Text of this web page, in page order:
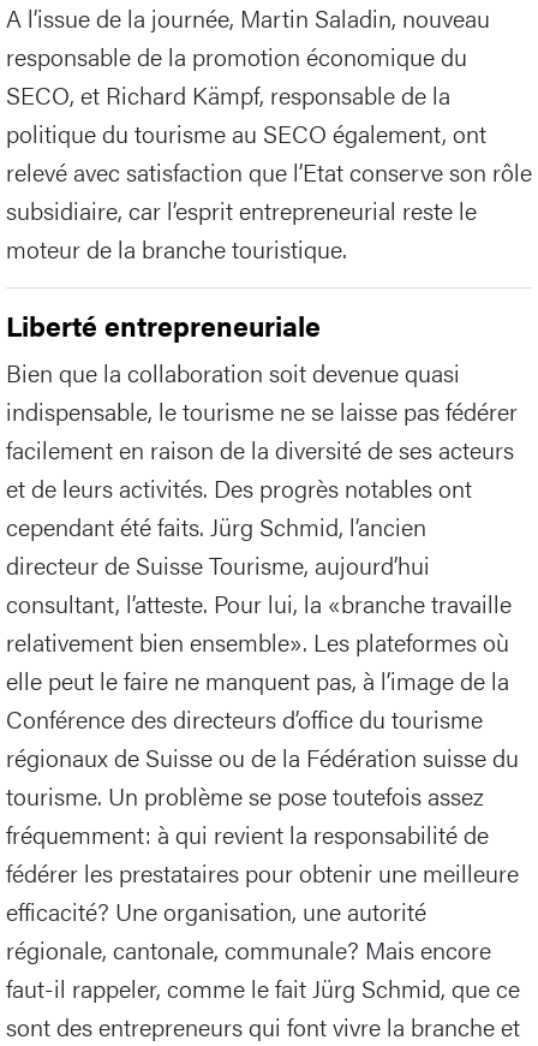
A l’issue de la journée, Martin Saladin, nouveau
responsable de la promotion économique du
SECO, et Richard Kämpf, responsable de la
politique du tourisme au SECO également, ont
relevé avec satisfaction que l’Etat conserve son rôle
subsidiaire, car l’esprit entrepreneurial reste le
moteur de la branche touristique.
Liberté entrepreneuriale
Bien que la collaboration soit devenue quasi
indispensable, le tourisme ne se laisse pas fédérer
facilement en raison de la diversité de ses acteurs
et de leurs activités. Des progrès notables ont
cependant été faits. Jürg Schmid, l’ancien
directeur de Suisse Tourisme, aujourd’hui
consultant, l’atteste. Pour lui, la «branche travaille
relativement bien ensemble». Les plateformes où
elle peut le faire ne manquent pas, à l’image de la
Conférence des directeurs d’office du tourisme
régionaux de Suisse ou de la Fédération suisse du
tourisme. Un problème se pose toutefois assez
fréquemment: à qui revient la responsabilité de
fédérer les prestataires pour obtenir une meilleure
efficacité? Une organisation, une autorité
régionale, cantonale, communale? Mais encore
faut-il rappeler, comme le fait Jürg Schmid, que ce
sont des entrepreneurs qui font vivre la branche et